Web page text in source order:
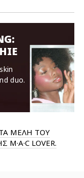
duo.
ΜΕΛΗ ΤΟΥ
LOVER.